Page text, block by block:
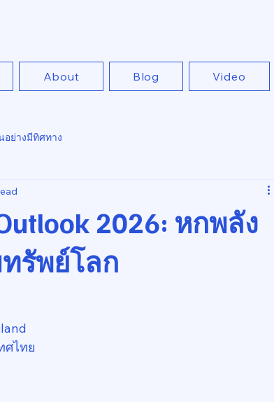
About Blog Video
อย่างมีทิศทาง
2026: หกพลัง
รัพย์โลก
ศไทย